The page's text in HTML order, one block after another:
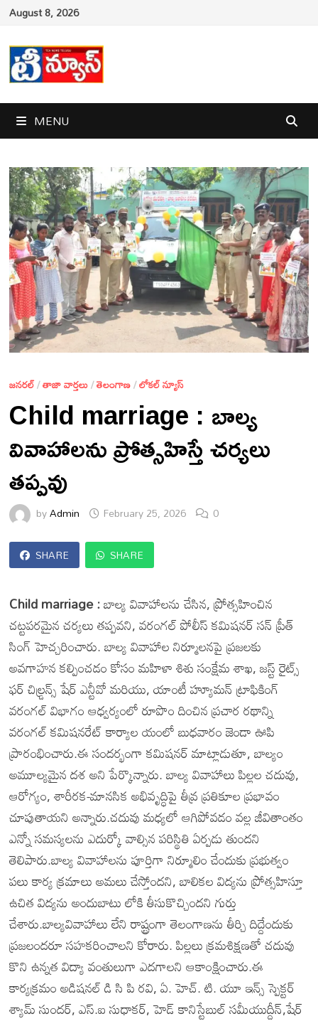
Skip
content
August 8, 2026
MENU
జనరల్/తాజా వార్తలు/తెలంగాణ/లోకల్ న్యూస్
Child marriage : బాల్య
వివాహాలను ప్రోత్సహిస్తే చర్యలు
తప్పవు
byAdmin February 25, 2026 0
SHARE SHARE
Child marriage :బాల్య వివాహాలను చేసిన, ప్రోత్సహించిన
చట్టపరమైన చర్యలు తప్పవని, వరంగల్ పోలీస్ కమిషనర్ సన్ ప్రీత్
సింగ్ హెచ్చరించారు. బాల్య వివాహాల నిర్మూలనపై ప్రజలకు
అవగాహన కల్పించడం కోసం మహిళా శిశు సంక్షేమ శాఖ, జస్ట్ రైట్స్
ఫర్ చిల్డ్రన్స్ షేర్ ఎన్టీవో మరియు, యాంటీ హ్యూమన్ ట్రాఫికింగ్
వరంగల్ విభాగం ఆధ్వర్యంలో రూపొం దించిన ప్రచార రథాన్ని
వరంగల్ కమిషనరేట్ కార్యాల యంలో బుధవారం జెండా ఊపి
ప్రారంభించారు.ఈ సందర్భంగా కమిషనర్ మాట్లాడుతూ, బాల్యం
అమూల్యమైన దశ అని పేర్కొన్నారు. బాల్య వివాహాలు పిల్లల చదువు,
ఆరోగ్యం, శారీరక-మానసిక అభివృద్ధిపై తీవ్ర ప్రతికూల ప్రభావం
చూపుతాయని అన్నారు.చదువు మధ్యలో ఆగిపోవడం వల్ల జీవితాంతం
ఎన్నో సమస్యలను ఎదుర్కో వాల్సిన పరిస్థితి ఏర్పడు తుందని
తెలిపారు.బాల్య వివాహాలను పూర్తిగా నిర్మూలిం చేందుకు ప్రభుత్వం
పలు కార్య క్రమాలు అమలు చేస్తోందని, బాలికల విద్యను ప్రోత్సహిస్తూ
ఉచిత విద్యను అందుబాటు లోకి తీసుకొచ్చిందని గుర్తు
చేశారు.బాల్యవివాహాలు లేని రాష్ట్రంగా తెలంగాణను తీర్చి దిద్దేందుకు
ప్రజలందరూ సహకరించాలని కోరారు. పిల్లలు క్రమశిక్షణతో చదువు
కొని ఉన్నత విద్యా వంతులుగా ఎదగాలని ఆకాంక్షించారు.ఈ
కార్యక్రమం అడిషనల్ డి సి పి రవి, ఏ. హెచ్. టి. యూ ఇన్స్ స్పెక్టర్
శ్యామ్ సుందర్, ఎస్.ఐ సుధాకర్, హెడ్ కానిస్టేబుల్ సమీయుద్దీన్,షేర్